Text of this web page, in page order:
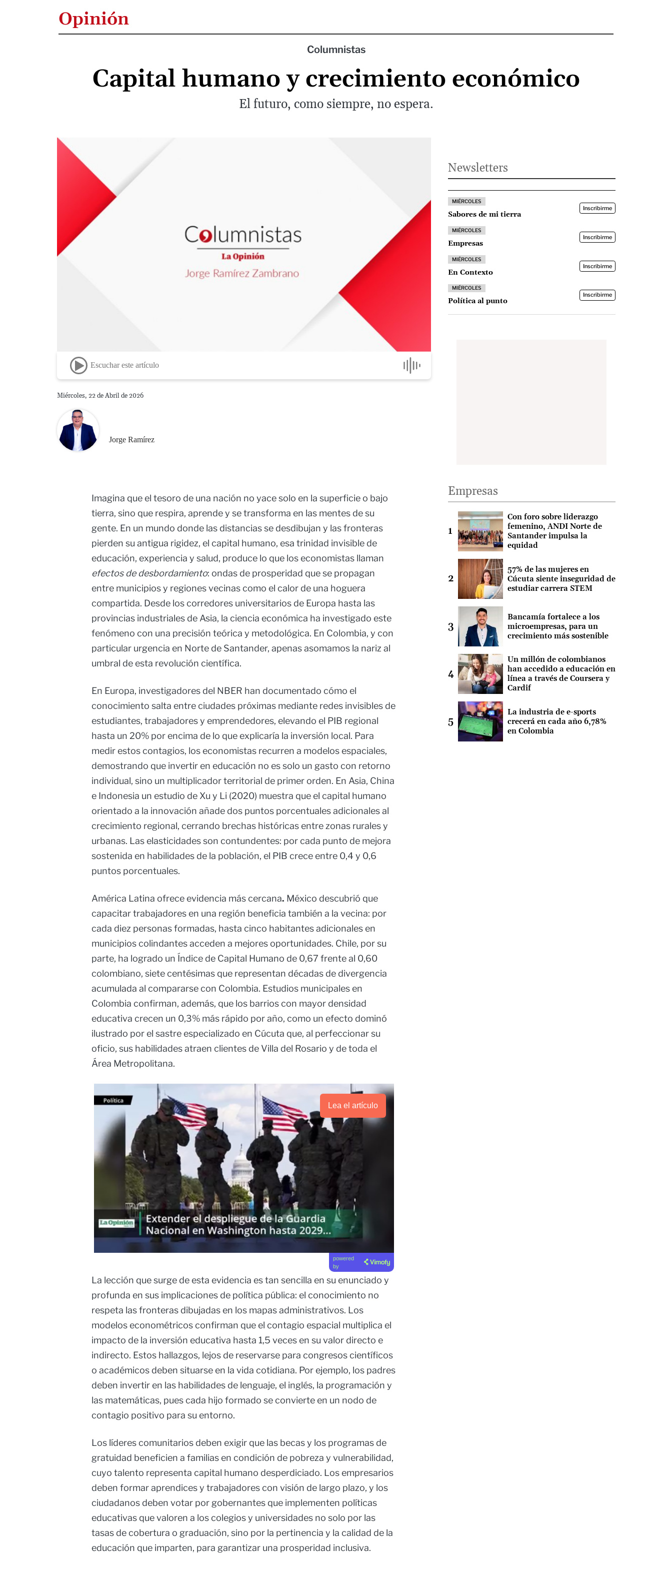
Opinión
Columnistas
Capital humano y crecimiento económico
El futuro, como siempre, no espera.
Escuchar este artículo
Miércoles, 22 de Abril de 2026
Jorge Ramírez
Imagina que el tesoro de una nación no yace solo en la superficie o bajo
tierra, sino que respira, aprende y se transforma en las mentes de su
gente. En un mundo donde las distancias se desdibujan y las fronteras
pierden su antigua rigidez, el capital humano, esa trinidad invisible de
educación, experiencia y salud, produce lo que los economistas llaman
efectos de desbordamiento: ondas de prosperidad que se propagan
entre municipios y regiones vecinas como el calor de una hoguera
compartida. Desde los corredores universitarios de Europa hasta las
provincias industriales de Asia, la ciencia económica ha investigado este
fenómeno con una precisión teórica y metodológica. En Colombia, y con
particular urgencia en Norte de Santander, apenas asomamos la nariz al
umbral de esta revolución científica.
En Europa, investigadores del NBER han documentado cómo el
conocimiento salta entre ciudades próximas mediante redes invisibles de
estudiantes, trabajadores y emprendedores, elevando el PIB regional
hasta un 20% por encima de lo que explicaría la inversión local. Para
medir estos contagios, los economistas recurren a modelos espaciales,
demostrando que invertir en educación no es solo un gasto con retorno
individual, sino un multiplicador territorial de primer orden. En Asia, China
e Indonesia un estudio de Xu y Li (2020) muestra que el capital humano
orientado a la innovación añade dos puntos porcentuales adicionales al
crecimiento regional, cerrando brechas históricas entre zonas rurales y
urbanas. Las elasticidades son contundentes: por cada punto de mejora
sostenida en habilidades de la población, el PIB crece entre 0,4 y 0,6
puntos porcentuales.
América Latina ofrece evidencia más cercana. México descubrió que
capacitar trabajadores en una región beneficia también a la vecina: por
cada diez personas formadas, hasta cinco habitantes adicionales en
municipios colindantes acceden a mejores oportunidades. Chile, por su
parte, ha logrado un Índice de Capital Humano de 0,67 frente al 0,60
colombiano, siete centésimas que representan décadas de divergencia
acumulada al compararse con Colombia. Estudios municipales en
Colombia confirman, además, que los barrios con mayor densidad
educativa crecen un 0,3% más rápido por año, como un efecto dominó
ilustrado por el sastre especializado en Cúcuta que, al perfeccionar su
oficio, sus habilidades atraen clientes de Villa del Rosario y de toda el
Área Metropolitana.
Lea el artículo
powered
by
La lección que surge de esta evidencia es tan sencilla en su enunciado y
profunda en sus implicaciones de política pública: el conocimiento no
respeta las fronteras dibujadas en los mapas administrativos. Los
modelos econométricos confirman que el contagio espacial multiplica el
impacto de la inversión educativa hasta 1,5 veces en su valor directo e
indirecto. Estos hallazgos, lejos de reservarse para congresos científicos
o académicos deben situarse en la vida cotidiana. Por ejemplo, los padres
deben invertir en las habilidades de lenguaje, el inglés, la programación y
las matemáticas, pues cada hijo formado se convierte en un nodo de
contagio positivo para su entorno.
Los líderes comunitarios deben exigir que las becas y los programas de
gratuidad beneficien a familias en condición de pobreza y vulnerabilidad,
cuyo talento representa capital humano desperdiciado. Los empresarios
deben formar aprendices y trabajadores con visión de largo plazo, y los
ciudadanos deben votar por gobernantes que implementen políticas
educativas que valoren a los colegios y universidades no solo por las
tasas de cobertura o graduación, sino por la pertinencia y la calidad de la
educación que imparten, para garantizar una prosperidad inclusiva.
Newsletters
MIÉRCOLES
Sabores de mi tierra
Inscribirme
MIÉRCOLES
Empresas
Inscribirme
MIÉRCOLES
En Contexto
Inscribirme
MIÉRCOLES
Política al punto
Inscribirme
Empresas
Con foro sobre liderazgo
femenino, ANDI Norte de
Santander impulsa la
equidad
57% de las mujeres en
Cúcuta siente inseguridad de
estudiar carrera STEM
Bancamía fortalece a los
microempresas, para un
crecimiento más sostenible
Un millón de colombianos
han accedido a educación en
línea a través de Coursera y
Cardif
La industria de e-sports
crecerá en cada año 6,78%
en Colombia